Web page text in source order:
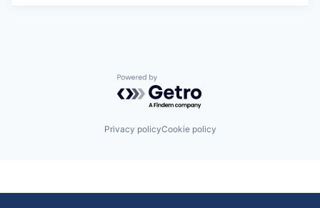
Powered by Getro.com
Privacy policyCookie policy